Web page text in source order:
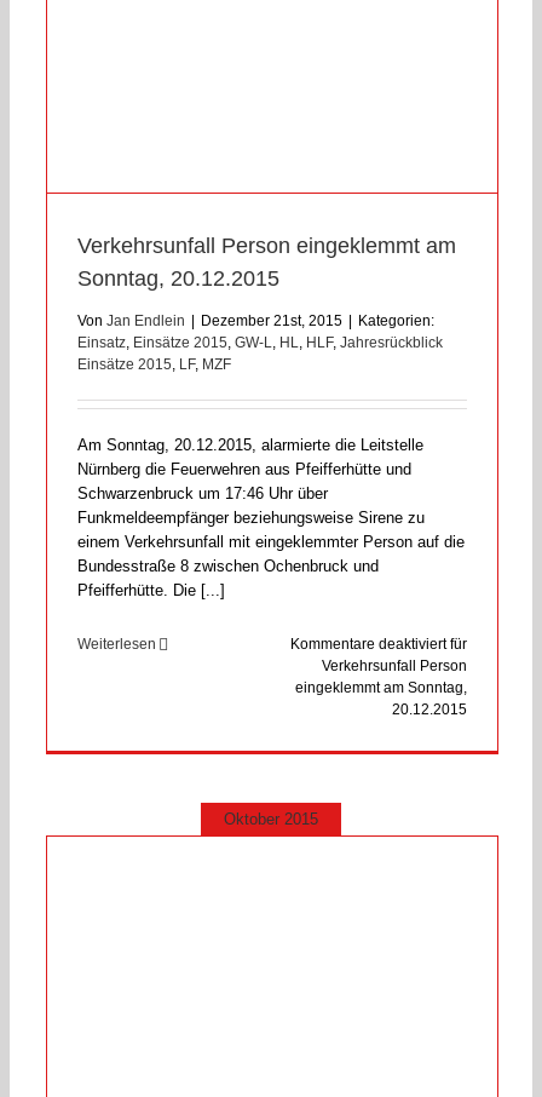
Verkehrsunfall Person eingeklemmt am
Sonntag, 20.12.2015
Von Jan Endlein Dezember 21st, 2015
Kategorien:
Einsatz, Einsätze 2015, GW-L, HL, HLF, Jahresrückblick
Einsätze 2015, LF, MZF
Am Sonntag, 20.12.2015, alarmierte die Leitstelle
Nürnberg die Feuerwehren aus Pfeifferhütte und
Schwarzenbruck um 17:46 Uhr über
Funkmeldeempfänger beziehungsweise Sirene zu
einem Verkehrsunfall mit eingeklemmter Person auf die
Bundesstraße 8 zwischen Ochenbruck und
Pfeifferhütte. Die [...]
Weiterlesen Kommentare deaktiviertfür
Verkehrsunfall Person
eingeklemmt am Sonntag,
20.12.2015
Oktober 2015